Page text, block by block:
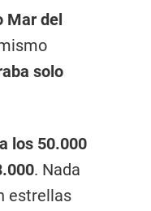
Mar del
solo
los 50.000
. Nada
estrellas